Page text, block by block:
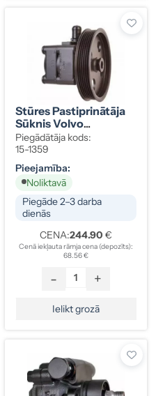
Stūres Pastiprinātāja
Sūknis Volvo
S60/S80/V70 8251957
Piegādātāja kods:
15-1359
Pieejamība:
Noliktavā
Piegāde 2–3 darba
dienās
CENA:244.90 €
Cenā iekļauta rāmja cena (depozīts):
68.56 €
- +
Ielikt grozā